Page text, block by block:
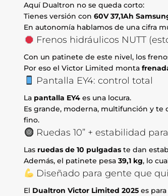
Aquí Dualtron no se queda corto:
Tienes versión con60V 37,1Ah
En autonomía hablamos de una cifra
Frenos hidráulicos NUTT
Con un patinete de este nivel, los
Por eso el Victor Limited monta
Pantalla EY4: control total
La pantalla EY4 es una locura.
Es grande, moderna, multifunción y
fino.
Ruedas 10” + estabilidad
Las ruedas de 10 pulgadas te dan
Además, el patinete pesa39,1 kg, lo
Diseñado para gente que
El Dualtron Victor Limited 2025 es